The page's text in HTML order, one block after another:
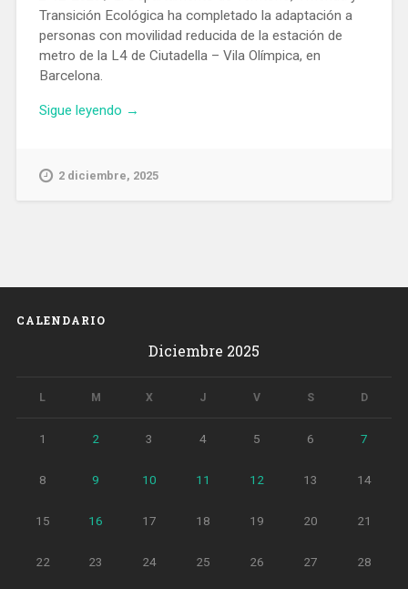
Transición Ecológica ha completado la adaptación a
personas con movilidad reducida de la estación de
metro de la L4 de Ciutadella – Vila Olímpica, en
Barcelona.
Sigue leyendo «La
metro
adapta
reducida»
→
2 diciembre, 2025
CALENDARIO
Diciembre 2025
L M X J V S D
1 2 3 4 5 6 7
8 9 10 11 12 13 14
15 16 17 18 19 20 21
22 23 24 25 26 27 28